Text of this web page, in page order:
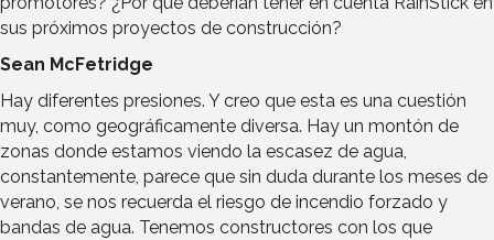
sus próximos proyectos de construcción?
Sean McFetridge
Hay diferentes presiones. Y creo que esta es una cuestión
muy, como geográficamente diversa. Hay un montón de
zonas donde estamos viendo la escasez de agua,
constantemente, parece que sin duda durante los meses de
verano, se nos recuerda el riesgo de incendio forzado y
bandas de agua. Tenemos constructores con los que